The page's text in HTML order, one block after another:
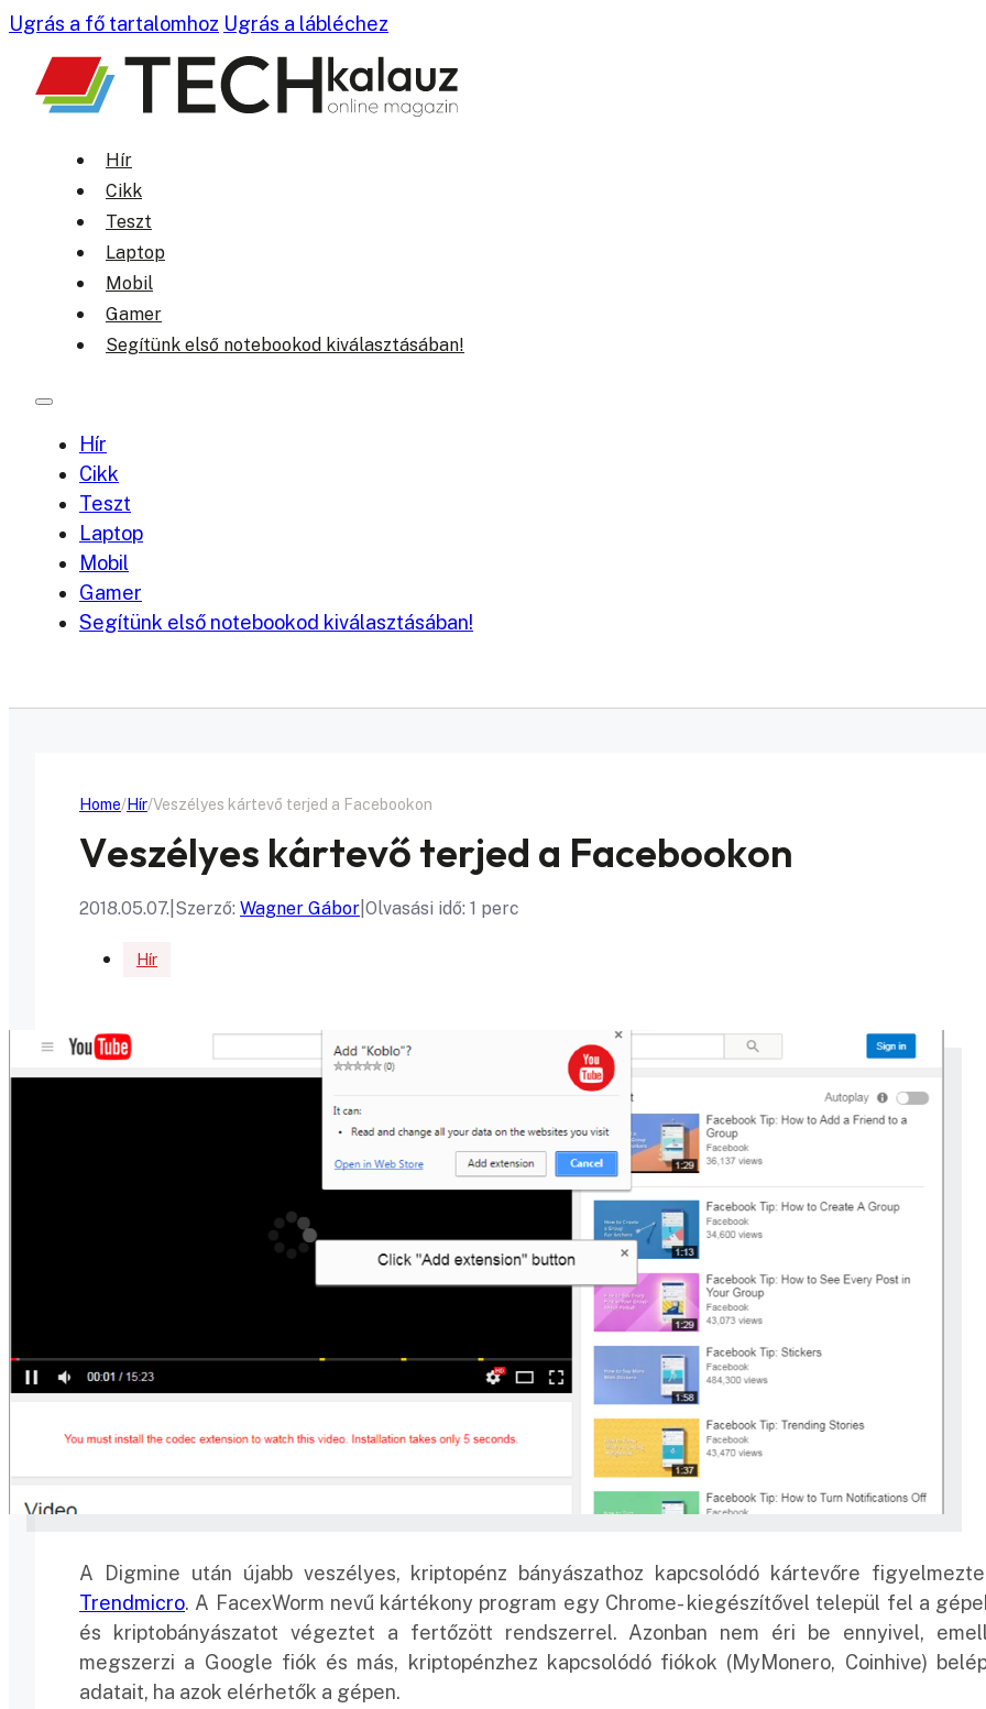
Ugrás a fő tartalomhoz Ugrás a lábléchez
Hír
Cikk
Teszt
Laptop
Mobil
Gamer
Segítünk első notebookod kiválasztásában!
Hír
Cikk
Teszt
Laptop
Mobil
Gamer
Segítünk első notebookod kiválasztásában!
Home Hír Veszélyes kártevő terjed a Facebookon
Veszélyes kártevő terjed a Facebookon
2018.05.07. Szerző: Wagner Gábor Olvasási idő: 1 perc
Hír
A Digmine után újabb veszélyes, kriptopénz bányászathoz kapcsolódó kártevőre
Trendmicro. A FacexWorm nevű kártékony program egy Chrome- kiegészítővel települ fel a
és kriptobányászatot végeztet a fertőzött rendszerrel. Azonban nem éri be ennyivel,
megszerzi a Google fiók és más, kriptopénzhez kapcsolódó fiókok (MyMonero, Coinhive)
adatait, ha azok elérhetők a gépen.